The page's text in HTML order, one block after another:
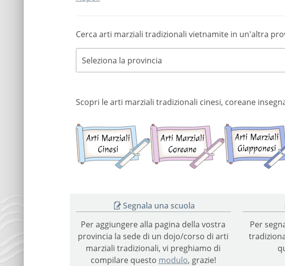
Cerca arti marziali tradizionali vietnamite in un'altra
Seleziona la provincia
Scopri le arti marziali tradizionali cinesi, coreane
Arti
marziali
cinesi
Arti
marziali
coreane
Segnala una scuola
Per aggiungere alla pagina della vostra
provincia la sede di un dojo/corso di arti
marziali tradizionali, vi preghiamo di
compilare questo modulo, grazie!
Per